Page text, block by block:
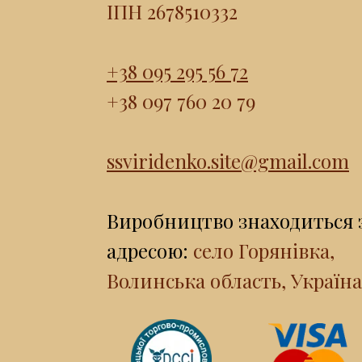
ІПН 2678510332
+38 095 295 56 72
+38 097 760 20 79
ssviridenko.site@gmail.com
Виробництво знаходиться
адресою: село Горянівка,
Волинська область,